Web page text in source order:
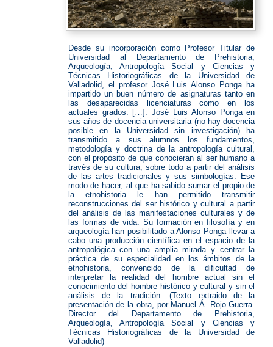
Desde su incorporación como Profesor Titular de
Universidad al Departamento de Prehistoria,
Arqueología, Antropología Social y Ciencias y
Técnicas Historiográficas de la Universidad de
Valladolid, el profesor José Luis Alonso Ponga ha
impartido un buen número de asignaturas tanto en
las desaparecidas licenciaturas como en los
actuales grados. […]. José Luis Alonso Ponga en
sus años de docencia universitaria (no hay docencia
posible en la Universidad sin investigación) ha
transmitido a sus alumnos los fundamentos,
metodología y doctrina de la antropología cultural,
con el propósito de que conocieran al ser humano a
través de su cultura, sobre todo a partir del análisis
de las artes tradicionales y sus simbologías. Ese
modo de hacer, al que ha sabido sumar el propio de
la etnohistoria le han permitido transmitir
reconstrucciones del ser histórico y cultural a partir
del análisis de las manifestaciones culturales y de
las formas de vida. Su formación en filosofía y en
arqueología han posibilitado a Alonso Ponga llevar a
cabo una producción científica en el espacio de la
antropológica con una amplia mirada y centrar la
práctica de su especialidad en los ámbitos de la
etnohistoria, convencido de la dificultad de
interpretar la realidad del hombre actual sin el
conocimiento del hombre histórico y cultural y sin el
análisis de la tradición. (Texto extraido de la
presentación de la obra, por Manuel Á. Rojo Guerra.
Director del Departamento de Prehistoria,
Arqueología, Antropología Social y Ciencias y
Técnicas Historiográficas de la Universidad de
Valladolid)